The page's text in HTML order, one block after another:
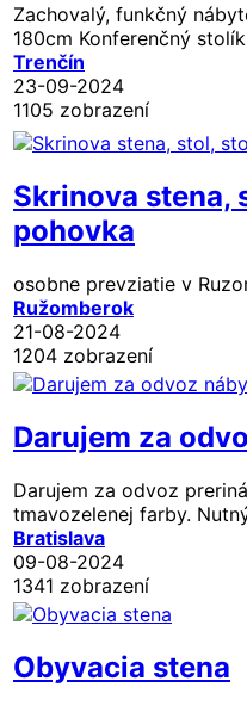
Zachovalý, funkčný
180cm Konferenčný
Trenčín
23-09-2024
1105 zobrazení
Skrinova stena,
pohovka
osobne prevziatie v
Ružomberok
21-08-2024
1204 zobrazení
Darujem za
Darujem za odvoz
tmavozelenej farby.
Bratislava
09-08-2024
1341 zobrazení
Obyvacia stena